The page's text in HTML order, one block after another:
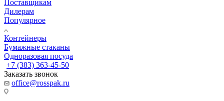
Поставщикам
Дилерам
Популярное
Контейнеры
Бумажные стаканы
Одноразовая посуда
+7 (383) 363-45-50
Заказать звонок
office@rosspak.ru